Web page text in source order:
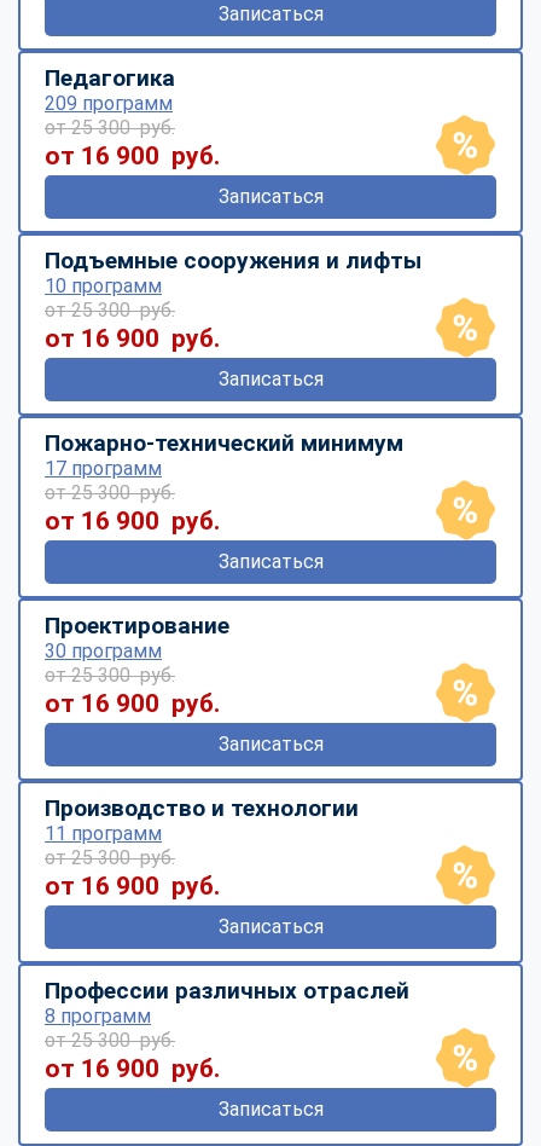
Записаться
Педагогика
209 программ
от 25 300 руб.
от 16 900 руб.
Записаться
Подъемные сооружения и лифты
10 программ
от 25 300 руб.
от 16 900 руб.
Записаться
Пожарно-технический минимум
17 программ
от 25 300 руб.
от 16 900 руб.
Записаться
Проектирование
30 программ
от 25 300 руб.
от 16 900 руб.
Записаться
Производство и технологии
11 программ
от 25 300 руб.
от 16 900 руб.
Записаться
Профессии различных отраслей
8 программ
от 25 300 руб.
от 16 900 руб.
Записаться